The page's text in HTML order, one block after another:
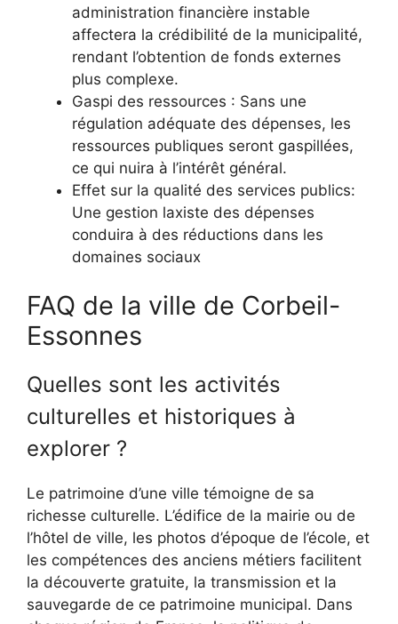
administration financière instable
affectera la crédibilité de la municipalité,
rendant l’obtention de fonds externes
plus complexe.
Gaspi des ressources : Sans une
régulation adéquate des dépenses, les
ressources publiques seront gaspillées,
ce qui nuira à l’intérêt général.
Effet sur la qualité des services publics:
Une gestion laxiste des dépenses
conduira à des réductions dans les
domaines sociaux
FAQ de la ville de Corbeil-
Essonnes
Quelles sont les activités
culturelles et historiques à
explorer ?
Le patrimoine d’une ville témoigne de sa
richesse culturelle. L’édifice de la mairie ou de
l’hôtel de ville, les photos d’époque de l’école, et
les compétences des anciens métiers facilitent
la découverte gratuite, la transmission et la
sauvegarde de ce patrimoine municipal. Dans